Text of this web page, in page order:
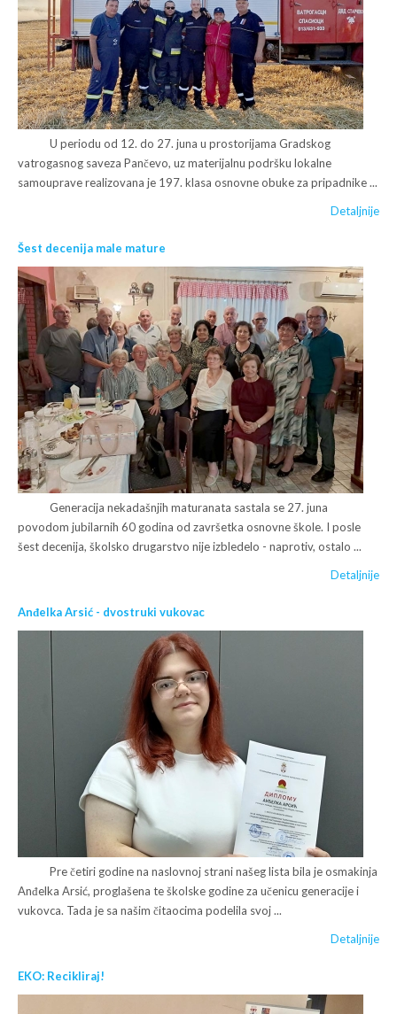
U periodu od 12. do 27. juna u prostorijama Gradskog
vatrogasnog saveza Pančevo, uz materijalnu podršku lokalne
samouprave realizovana je 197. klasa osnovne obuke za pripadnike ...
Detaljnije
Šest decenija male mature
Generacija nekadašnjih maturanata sastala se 27. juna
povodom jubilarnih 60 godina od završetka osnovne škole. I posle
šest decenija, školsko drugarstvo nije izbledelo - naprotiv, ostalo ...
Detaljnije
Anđelka Arsić - dvostruki vukovac
Pre četiri godine na naslovnoj strani našeg lista bila je osmakinja
Anđelka Arsić, proglašena te školske godine za učenicu generacije i
vukovca. Tada je sa našim čitaocima podelila svoj ...
Detaljnije
EKO: Recikliraj!